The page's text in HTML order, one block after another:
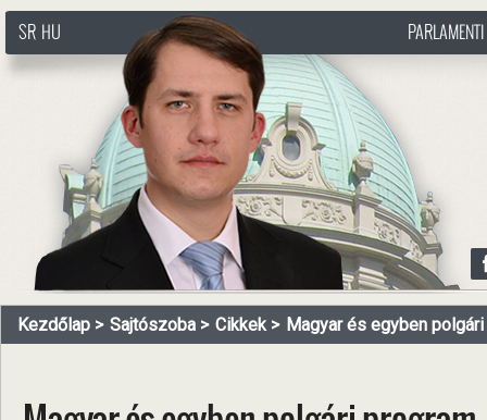
http://www.pasztorbalint.rs/hu
SR HU
Kezdőlap Sajtószoba Cikkek Magyar és egyben